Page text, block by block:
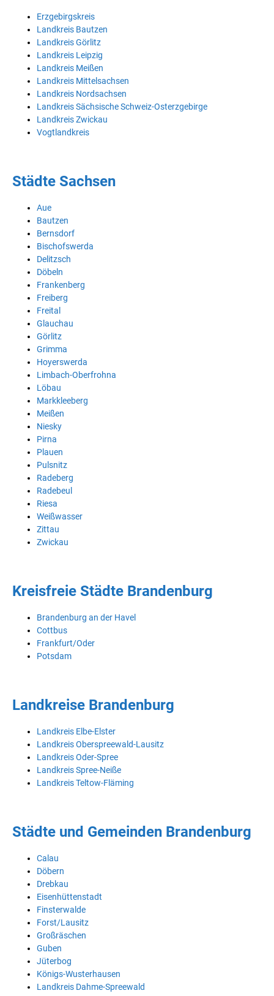
Erzgebirgskreis
Landkreis Bautzen
Landkreis Görlitz
Landkreis Leipzig
Landkreis Meißen
Landkreis Mittelsachsen
Landkreis Nordsachsen
Landkreis Sächsische Schweiz-Osterzgebirge
Landkreis Zwickau
Vogtlandkreis
Städte Sachsen
Aue
Bautzen
Bernsdorf
Bischofswerda
Delitzsch
Döbeln
Frankenberg
Freiberg
Freital
Glauchau
Görlitz
Grimma
Hoyerswerda
Limbach-Oberfrohna
Löbau
Markkleeberg
Meißen
Niesky
Pirna
Plauen
Pulsnitz
Radeberg
Radebeul
Riesa
Weißwasser
Zittau
Zwickau
Kreisfreie Städte Brandenburg
Brandenburg an der Havel
Cottbus
Frankfurt/Oder
Potsdam
Landkreise Brandenburg
Landkreis Elbe-Elster
Landkreis Oberspreewald-Lausitz
Landkreis Oder-Spree
Landkreis Spree-Neiße
Landkreis Teltow-Fläming
Städte und Gemeinden Brandenburg
Calau
Döbern
Drebkau
Eisenhüttenstadt
Finsterwalde
Forst/Lausitz
Großräschen
Guben
Jüterbog
Königs-Wusterhausen
Landkreis Dahme-Spreewald